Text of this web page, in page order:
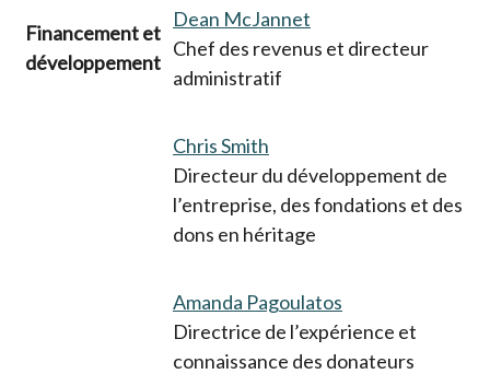
Financement et
développement
Dean McJannet
Chef des revenus et directeur
administratif
Chris Smith
Directeur du développement de
l’entreprise, des fondations et des
dons en héritage
Amanda Pagoulatos
Directrice de l’expérience et
connaissance des donateurs